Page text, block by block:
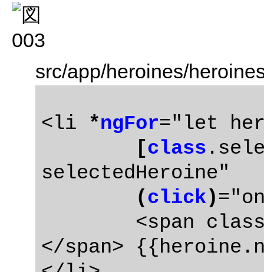
src/app/heroines/
<li *ngFor="let
[class
selectedHeroine"
(click)
</span>